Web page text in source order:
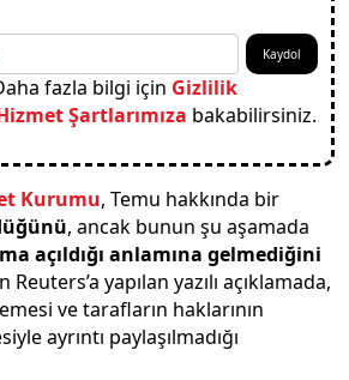
Kaydol
fazla bilgi için Gizlilik
Şartlarımıza bakabilirsiniz.
Kurumu, Temu hakkında bir
, ancak bunun şu aşamada
açıldığı anlamına gelmediğini
yapılan yazılı açıklamada,
ve tarafların haklarının
ayrıntı paylaşılmadığı